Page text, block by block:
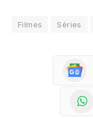
Filmes Séries